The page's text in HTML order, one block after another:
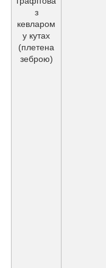
з
кевларом
у кутах
(плетена
зеброю)